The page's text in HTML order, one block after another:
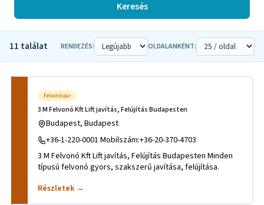
Keresés
11 találat RENDEZÉS: OLDALANKÉNT:
Felvonóipar
3 M Felvonó Kft Lift javítás, Felújítás Budapesten
Budapest, Budapest
+36-1-220-0001 Mobilszám:+36-20-370-4703
3 M Felvonó Kft Lift javítás, Felújítás Budapesten Minden
típusú felvonó gyors, szakszerű javítása, felújítása.
Részletek →